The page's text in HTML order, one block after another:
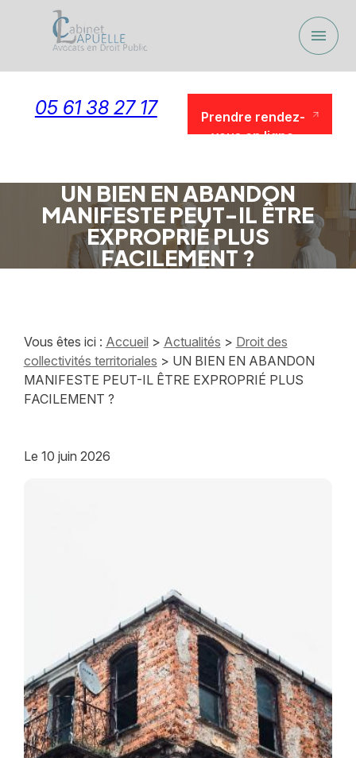
menu
05 61 38 27 17
Prendre rendez-
vous en ligne
UN BIEN EN ABANDON
MANIFESTE PEUT-IL ÊTRE
EXPROPRIÉ PLUS
FACILEMENT ?
Vous êtes ici : Accueil > Actualités > Droit des
collectivités territoriales > UN BIEN EN ABANDON
MANIFESTE PEUT-IL ÊTRE EXPROPRIÉ PLUS
FACILEMENT ?
Le 10 juin 2026
Panneau de gestion des cookies